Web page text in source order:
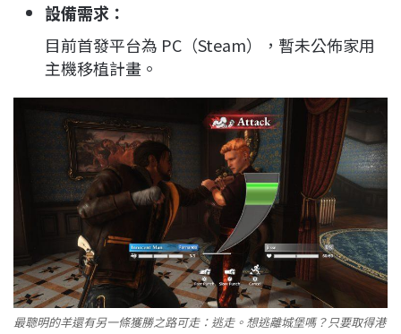
設備需求：
目前首發平台為 PC（Steam），暫未公佈家用
主機移植計畫。
最聰明的羊還有另一條獲勝之路可走：逃走。想逃離城堡嗎？只要取得港